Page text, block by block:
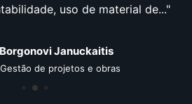
uso de material de...
Januckaitis
de projetos e obras